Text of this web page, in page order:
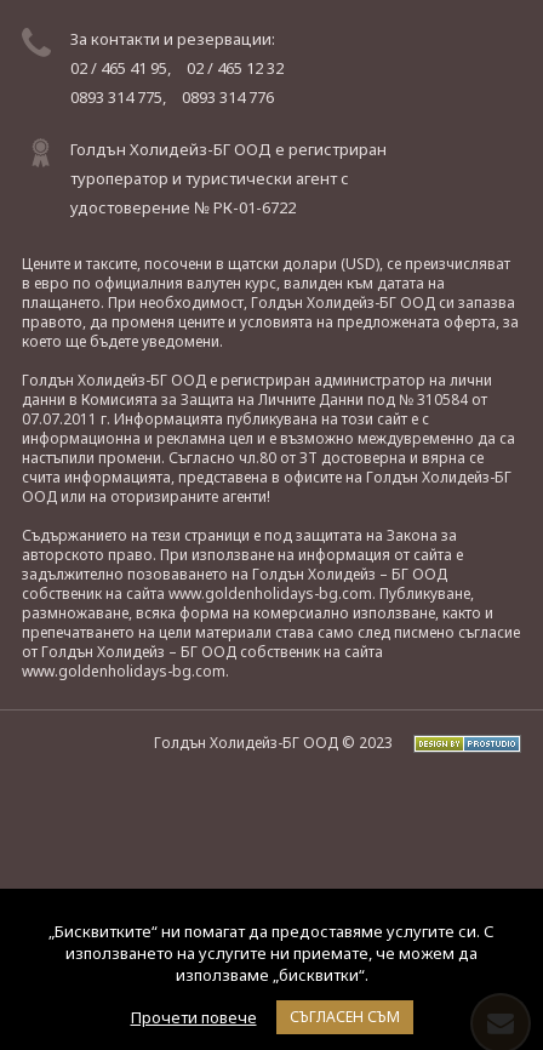
За контакти и резервации:
02 / 465 41 95,
02 / 465 12 32
0893 314 775,
0893 314 776
Голдън Холидейз-БГ ООД е регистриран
туроператор и туристически агент с
удостоверение № РК-01-6722
Цените и таксите, посочени в щатски долари (USD), се преизчисляват
в евро по официалния валутен курс, валиден към датата на
плащането. При необходимост, Голдън Холидейз-БГ ООД си запазва
правото, да променя цените и условията на предложената оферта, за
което ще бъдете уведомени.
Голдън Холидейз-БГ ООД е регистриран администратор на лични
данни в Комисията за Защита на Личните Данни под № 310584 от
07.07.2011 г. Информацията публикувана на този сайт е с
информационна и рекламна цел и е възможно междувременно да са
настъпили промени. Съгласно чл.80 от ЗТ достоверна и вярна се
счита информацията, представена в офисите на Голдън Холидейз-БГ
ООД или на оторизираните агенти!
Съдържанието на тези страници е под защитата на Закона за
авторското право. При използване на информация от сайта е
задължително позоваването на Голдън Холидейз – БГ ООД
собственик на сайта www.goldenholidays-bg.com. Публикуване,
размножаване, всяка форма на комерсиално използване, както и
препечатването на цели материали става само след писмено съгласие
от Голдън Холидейз – БГ ООД собственик на сайта
www.goldenholidays-bg.com.
Голдън Холидейз-БГ ООД © 2023
„Бисквитките“ ни помагат да предоставяме услугите си. С
използването на услугите ни приемате, че можем да
използваме „бисквитки“.
Прочети повече
СЪГЛАСЕН СЪМ